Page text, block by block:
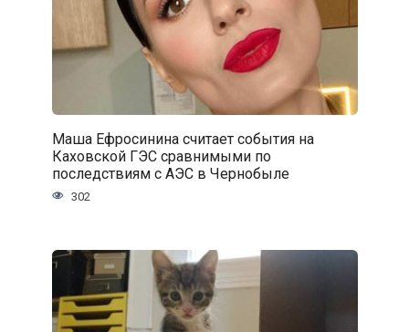
Маша Ефросинина считает события на
Каховской ГЭС сравнимыми по
последствиям с АЭС в Чернобыле
302